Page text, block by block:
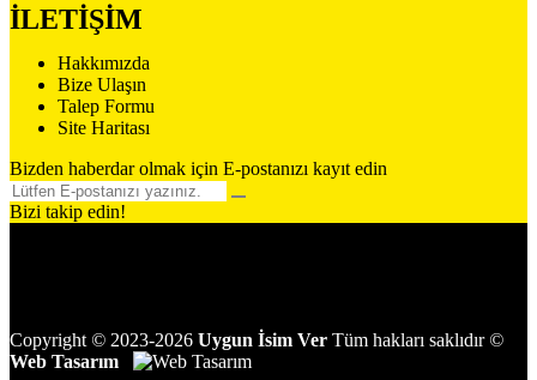
İLETİŞİM
Hakkımızda
Bize Ulaşın
Talep Formu
Site Haritası
Bizden haberdar olmak için E-postanızı kayıt edin
Bizi takip edin!
Copyright © 2023-2026 Uygun İsim Ver Tüm hakları saklıdır ©
Web Tasarım